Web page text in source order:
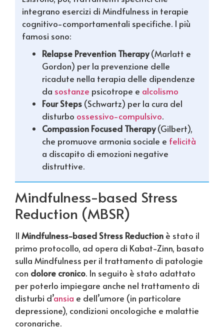
integrano esercizi di Mindfulness in terapie
cognitivo-comportamentali specifiche. I più
famosi sono:
Relapse Prevention Therapy(Marlatt e
Gordon) per la prevenzione delle
ricadute nella terapia delle dipendenze
da sostanze psicotrope e alcolismo
Four Steps (Schwartz) per la cura del
disturbo ossessivo-compulsivo.
Compassion Focused Therapy(Gilbert),
che promuove armonia sociale e felicità
a discapito di emozioni negative
distruttive.
Mindfulness-based Stress
Reduction (MBSR)
Il Mindfulness-based Stress Reduction è stato il
primo protocollo, ad opera di Kabat-Zinn, basato
sulla Mindfulness per il trattamento di patologie
con dolore cronico. In seguito è stato adattato
per poterlo impiegare anche nel trattamento di
disturbi d’ansia e dell’umore (in particolare
depressione), condizioni oncologiche e malattie
coronariche.